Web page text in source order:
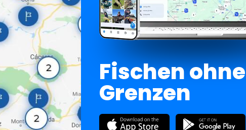
Fischen ohne
Grenzen